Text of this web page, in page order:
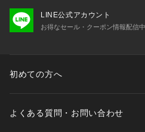
クラシカルな真鍮金具と、デザイ
表情、相反する要素の絶妙な調和
受け継がれるデザインを提案しま
LINE公式アカウント
お得なセール・クーポン情報配信中
初めての方へ
よくある質問・お問い合わせ